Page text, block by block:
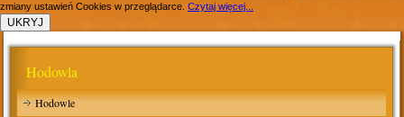
zmiany ustawień Cookies w przeglądarce. Czytaj więcej...
Hodowla
Hodowle